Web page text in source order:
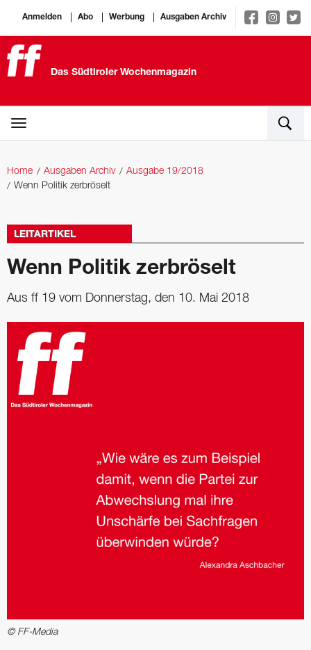
Anmelden Abo Werbung Ausgaben Archiv
Das Südtiroler Wochenmagazin
Home Ausgaben Archiv
Ausgabe 19/2018
Wenn Politik zerbröselt
LEITARTIKEL
Wenn Politik zerbröselt
Aus ff 19 vom Donnerstag, den 10. Mai 2018
© FF-Media